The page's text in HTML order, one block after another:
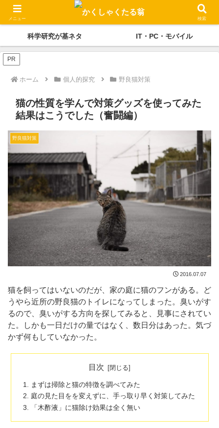
かくしゃくの独り言 メディケーション
科学研究が基ネタ IT・PC・モバイル
PR
ホーム 個人的探究 野良猫対策
猫の性質を学んで対策グッズを使ってみた
結果はこうでした（奮闘編）
野良猫対策
2016.07.07
猫を飼ってはいないのだが、家の庭に猫のフンがある。ど
うやら近所の野良猫のトイレになってしまった。臭いがす
るので、臭いがする方向を探してみると、見事にされてい
た。しかも一日だけの量ではなく、数日分はあった。気づ
かず何もしていなかった。
目次
まずは掃除と猫の特徴を調べてみた
庭の見た目をを変えずに、手っ取り早く対策してみた
「木酢液」に猫除け効果は全く無い
メニュー 検索